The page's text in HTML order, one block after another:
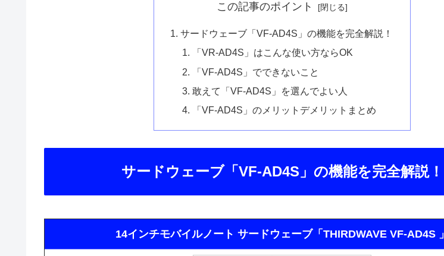
この記事のポイント
サードウェーブ「VF-AD4S」の機能を完全解説！
「VR-AD4S」はこんな使い方ならOK
「VF-AD4S」でできないこと
敢えて「VF-AD4S」を選んでよい人
「VF-AD4S」のメリットデメリットまとめ
サードウェーブ「VF-AD4S」の機能を完全解説！
14インチモバイルノート サードウェーブ「THIRDWAVE VF-AD4S 」